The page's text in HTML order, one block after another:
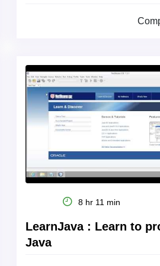
8 hr 11 min
LearnJava : Learn to
Java